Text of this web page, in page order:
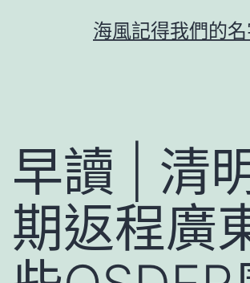
海風記得我們的
早讀 | 清
期返程廣